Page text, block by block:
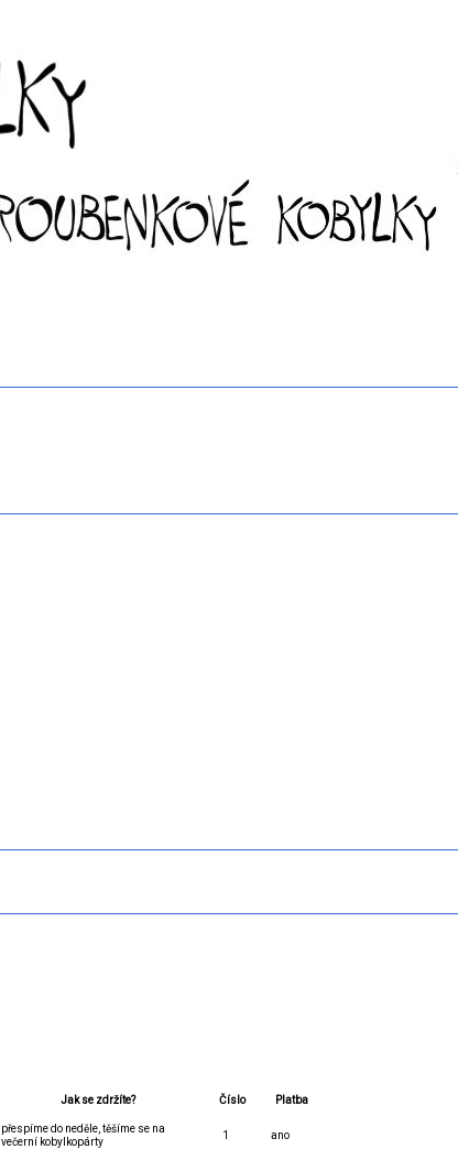
Jak se zdržíte? Číslo Platba
přespíme do neděle, těšíme se na
večerní kobylkopárty
1 ano